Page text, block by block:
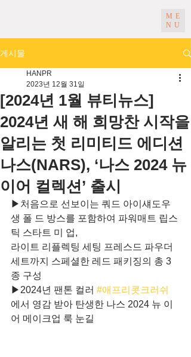
ME
NU
게시물
[2024년 1월 뷰티뉴스]
2024년 새 해 희망찬 시작을
알리는 첫 리미티드 에디션
나스(NARS), ‘나스 2024 뉴
이어 컬렉션’ 출시
HANPR
2023년 12월 31일
▶처음으로 선보이는 쿼드 아이섀도우
생 폴 드 방스를 포함하여 파워매트 립스
틱 스타트 미 업,
라이트 리플렉팅 세팅 프레스드 파우더
세트까지 스페셜한 레드 패키징의 총 3
종 구성
▶2024년 팬톤 컬러 #애프리콧크러쉬
에서 영감 받아 탄생한 나스 2024 뉴 이
어 메이크업 룩 눈길